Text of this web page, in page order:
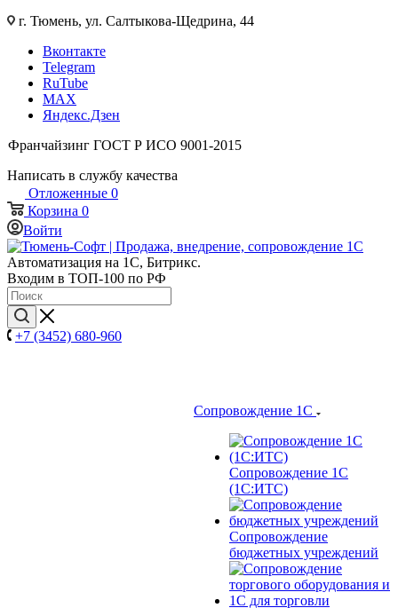
г. Тюмень, ул. Салтыкова-Щедрина, 44
Вконтакте
Telegram
RuTube
MAX
Яндекс.Дзен
Франчайзинг ГОСТ Р ИСО 9001-2015
Написать в службу качества
Отложенные 0
Корзина 0
Войти
Автоматизация на 1С, Битрикс.
Входим в ТОП-100 по РФ
+7 (3452) 680-960
Сопровождение 1С
Сопровождение 1С
(1С:ИТС)
Сопровождение
бюджетных учреждений